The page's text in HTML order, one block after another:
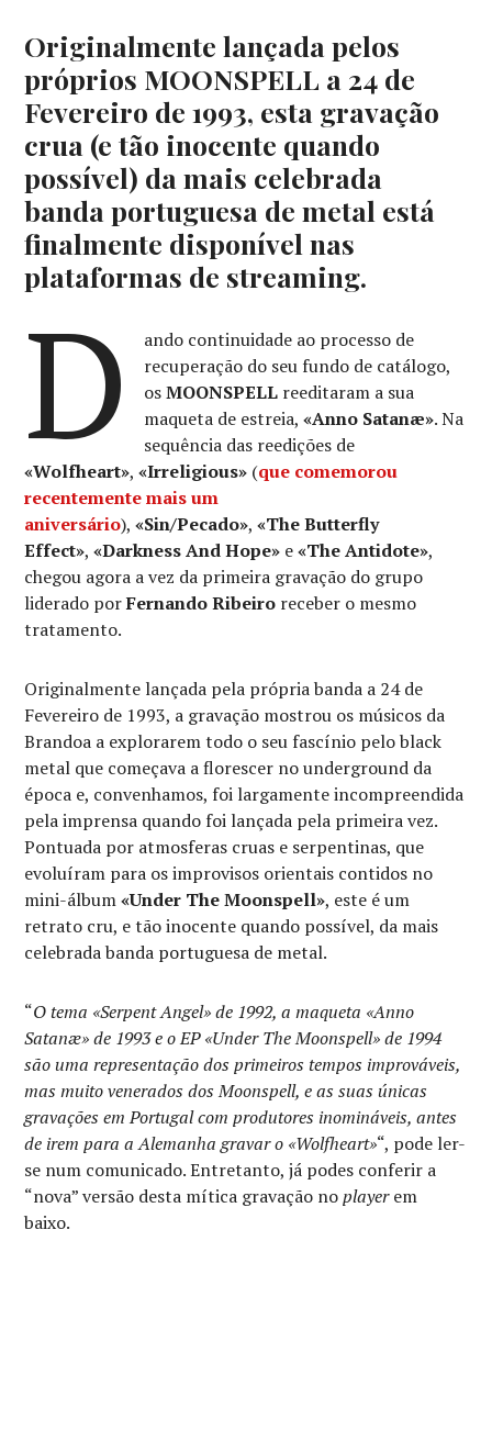
Originalmente lançada pelos
próprios MOONSPELL a 24 de
Fevereiro de 1993, esta gravação
crua (e tão inocente quando
possível) da mais celebrada
banda portuguesa de metal está
finalmente disponível nas
plataformas de streaming.
D
ando continuidade ao processo de
recuperação do seu fundo de catálogo,
osMOONSPELLreeditaram a sua
maqueta de estreia, «Anno Satanæ». Na
sequência das reedições de
«Wolfheart»,«Irreligious» (que comemorou
recentemente mais um
aniversário),«Sin/Pecado»,«The Butterfly
Effect»,«Darkness And Hope» e«The Antidote»,
chegou agora a vez da primeira gravação do grupo
liderado porFernando Ribeiro receber o mesmo
tratamento.
Originalmente lançada pela própria banda a 24 de
Fevereiro de 1993, a gravação mostrou os músicos da
Brandoa a explorarem todo o seu fascínio pelo black
metal que começava a florescer no underground da
época e, convenhamos, foi largamente incompreendida
pela imprensa quando foi lançada pela primeira vez.
Pontuada por atmosferas cruas e serpentinas, que
evoluíram para os improvisos orientais contidos no
mini-álbum«Under The Moonspell», este é um
retrato cru, e tão inocente quando possível, da mais
celebrada banda portuguesa de metal.
“O tema «Serpent Angel» de 1992, a maqueta «Anno
Satanæ» de 1993 e o EP «Under The Moonspell» de 1994
são uma representação dos primeiros tempos improváveis,
mas muito venerados dos Moonspell, e as suas únicas
gravações em Portugal com produtores inomináveis, antes
de irem para a Alemanha gravar o «Wolfheart»“, pode ler-
se num comunicado. Entretanto, já podes conferir a
“nova” versão desta mítica gravação noplayerem
baixo.